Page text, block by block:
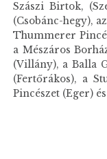
Szászi Birtok,
(Csobánc-hegy),
Thummerer
a Mészáros
(Villány), a Balla
(Fertőrákos), a
Pincészet (Eger)